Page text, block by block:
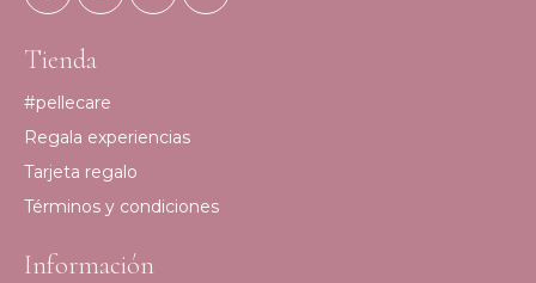
Tienda
#pellecare
Regala experiencias
Tarjeta regalo
Términos y condiciones
Información